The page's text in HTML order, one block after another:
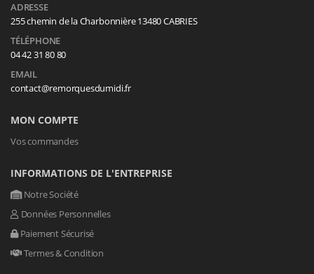
ADRESSE
255 chemin de la Charbonnière 13480 CABRIES
TÉLÉPHONE
04 42 31 80 80
EMAIL
contact@remorquesdumidi.fr
MON COMPTE
Vos commandes
INFORMATIONS DE L'ENTREPRISE
Notre Société
Données Personnelles
Paiement Sécurisé
Termes & Condition